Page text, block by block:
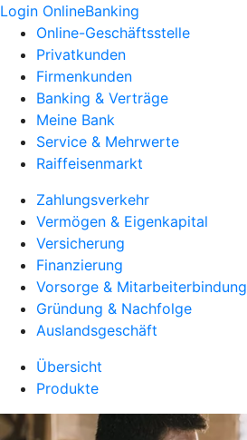
Login OnlineBanking
Online-Geschäftsstelle
Privatkunden
Firmenkunden
Banking & Verträge
Meine Bank
Service & Mehrwerte
Raiffeisenmarkt
Zahlungsverkehr
Vermögen & Eigenkapital
Versicherung
Finanzierung
Vorsorge & Mitarbeiterbindung
Gründung & Nachfolge
Auslandsgeschäft
Übersicht
Produkte